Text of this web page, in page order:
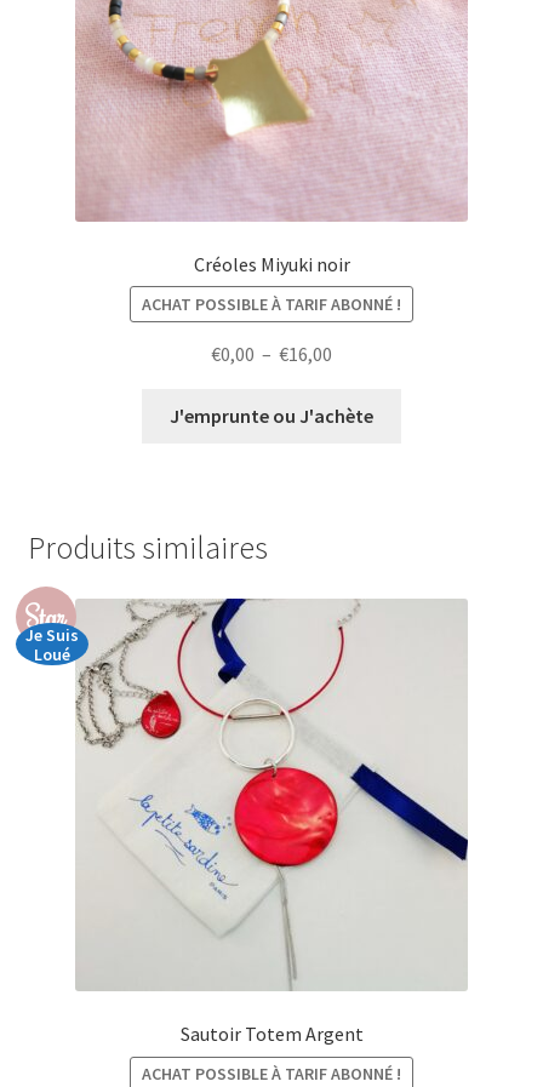
Créoles Miyuki noir
ACHAT POSSIBLE À TARIF ABONNÉ !
€0,00 – €16,00
prix :
J'emprunte ou J'achète
Produits similaires
Star
Je Suis
Loué
Sautoir Totem Argent
ACHAT POSSIBLE À TARIF ABONNÉ !